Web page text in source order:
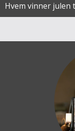
Hvem vinner julen